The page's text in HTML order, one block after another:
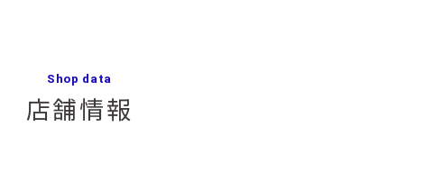
Shop data
店舗情報